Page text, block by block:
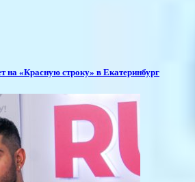
на «Красную строку» в Екатеринбург